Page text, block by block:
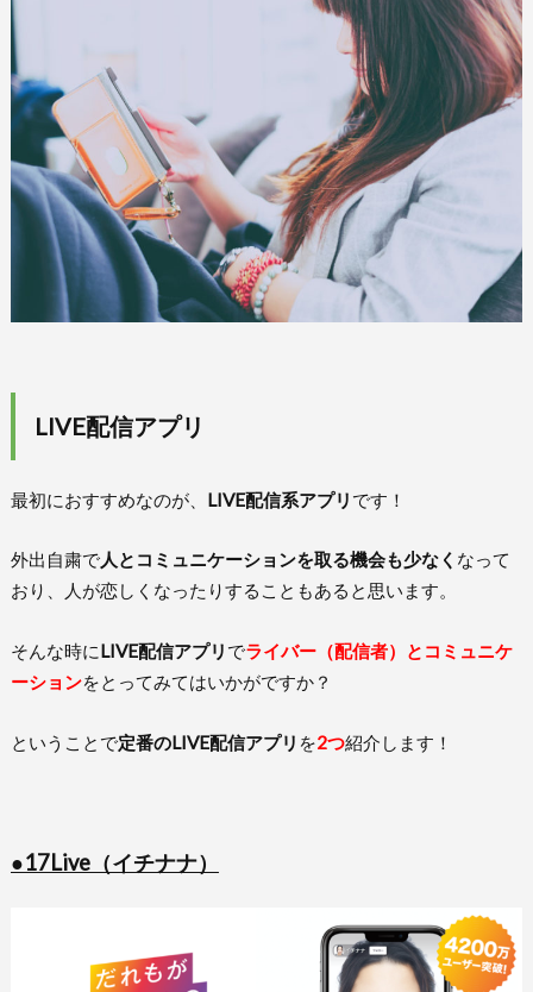
LIVE配信アプリ
最初におすすめなのが、 LIVE配信系アプリ です！
外出自粛で人とコミュニケーションを取る機会も少なく なって
おり、人が恋しくなったりすることもあると思います。
そんな時にLIVE配信アプリ でライバー（配信者）とコミュニケ
ーションをとってみてはいかがですか？
ということで定番のLIVE配信アプリ を2つ紹介します！
●17Live（イチナナ）